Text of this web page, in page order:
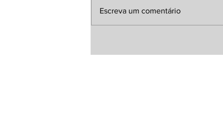
Escreva um comentário